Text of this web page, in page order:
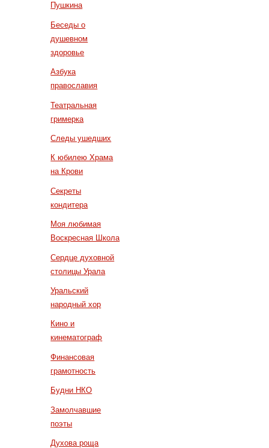
Пушкина
Беседы о
душевном
здоровье
Азбука
православия
Театральная
гримерка
Следы ушедших
К юбилею Храма
на Крови
Секреты
кондитера
Моя любимая
Воскресная Школа
Сердце духовной
столицы Урала
Уральский
народный хор
Кино и
кинематограф
Финансовая
грамотность
Будни НКО
Замолчавшие
поэты
Духова роща